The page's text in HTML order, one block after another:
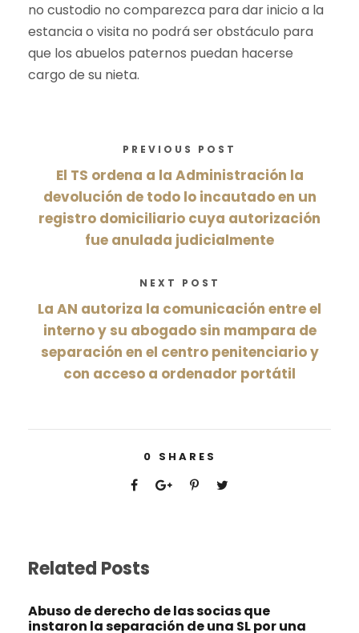
no custodio no comparezca para dar inicio a la
estancia o visita no podrá ser obstáculo para
que los abuelos paternos puedan hacerse
cargo de su nieta.
PREVIOUS POST
El TS ordena a la Administración la
devolución de todo lo incautado en un
registro domiciliario cuya autorización
fue anulada judicialmente
NEXT POST
La AN autoriza la comunicación entre el
interno y su abogado sin mampara de
separación en el centro penitenciario y
con acceso a ordenador portátil
0 SHARES
Related Posts
Abuso de derecho de las socias que
instaron la separación de una SL por una